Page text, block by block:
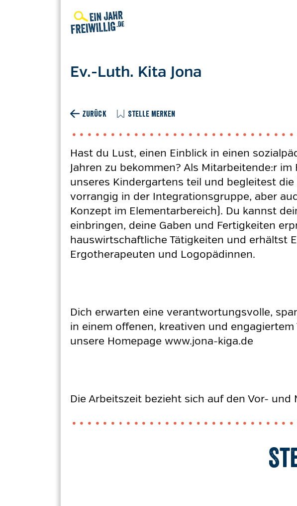
Ev.-Luth. Kita Jona
ZURÜCK STELLE MERKEN
Hast du Lust, einen Einblick in einen
Jahren zu bekommen? Als Mitarbeitende:r
unseres Kindergartens teil und begleitest
vorrangig in der Integrationsgruppe, aber
Konzept im Elementarbereich). Du kannst
einbringen, deine Gaben und Fertigkeiten
hauswirtschaftliche Tätigkeiten und erhältst
Ergotherapeuten und Logopädinnen.
Dich erwarten eine verantwortungsvolle,
in einem offenen, kreativen und
unsere Homepage www.jona-kiga.de
Die Arbeitszeit bezieht sich auf den Vor- und